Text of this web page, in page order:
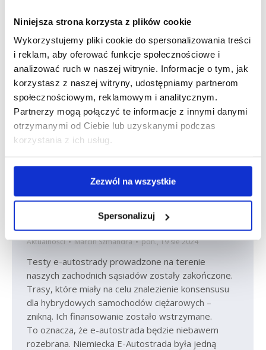
Niniejsza strona korzysta z plików cookie
Wykorzystujemy pliki cookie do spersonalizowania treści
i reklam, aby oferować funkcje społecznościowe i
analizować ruch w naszej witrynie. Informacje o tym, jak
korzystasz z naszej witryny, udostępniamy partnerom
społecznościowym, reklamowym i analitycznym.
Partnerzy mogą połączyć te informacje z innymi danymi
otrzymanymi od Ciebie lub uzyskanymi podczas
korzystania z ich usług.
Zezwól na wszystkie
Spersonalizuj
krajami, jednak ani punkt początkowy, ani końcowy
Aktualności Marcin Szmandra pon., 19 sie 2024
Testy e-autostrady prowadzone na terenie
naszych zachodnich sąsiadów zostały zakończone.
Trasy, które miały na celu znalezienie konsensusu
dla hybrydowych samochodów ciężarowych –
znikną. Ich finansowanie zostało wstrzymane.
To oznacza, że e-autostrada będzie niebawem
rozebrana. Niemiecka E-Autostrada była jedną